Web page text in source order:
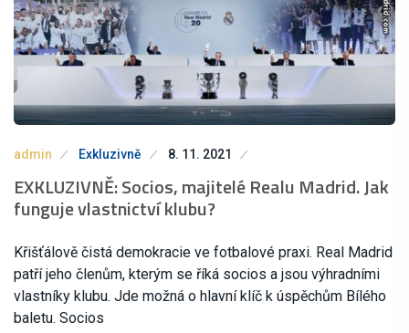
admin Exkluzivně 8. 11. 2021
EXKLUZIVNĚ: Socios, majitelé Realu Madrid. Jak
funguje vlastnictví klubu?
Křišťálově čistá demokracie ve fotbalové praxi. Real Madrid
patří jeho členům, kterým se říká socios a jsou výhradními
vlastníky klubu. Jde možná o hlavní klíč k úspěchům Bílého
baletu. Socios